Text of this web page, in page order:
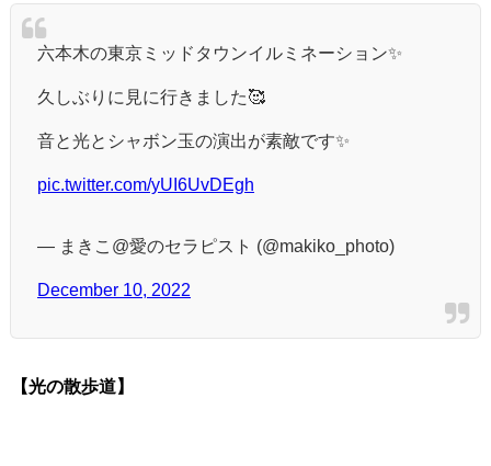
六本木の東京ミッドタウンイルミネーション✨
久しぶりに見に行きました🥰
音と光とシャボン玉の演出が素敵です✨
pic.twitter.com/yUI6UvDEgh
— まきこ@愛のセラピスト (@makiko_photo)
December 10, 2022
【光の散歩道】